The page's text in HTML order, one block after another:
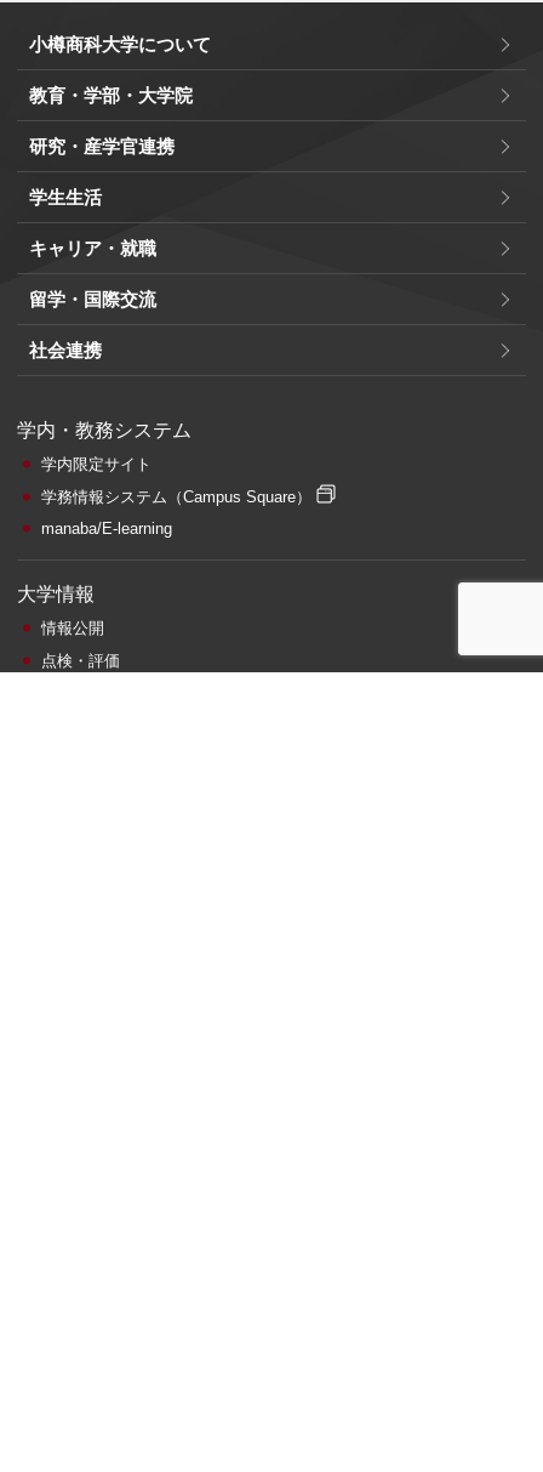
小樽商科大学について
教育・学部・大学院
研究・産学官連携
学生生活
キャリア・就職
留学・国際交流
社会連携
学内・教務システム
学内限定サイト
学務情報システム （Campus Square）
manaba/E-learning
大学情報
情報公開
点検・評価